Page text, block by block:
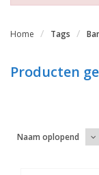
Home Tags
Producten
Naam oplopend